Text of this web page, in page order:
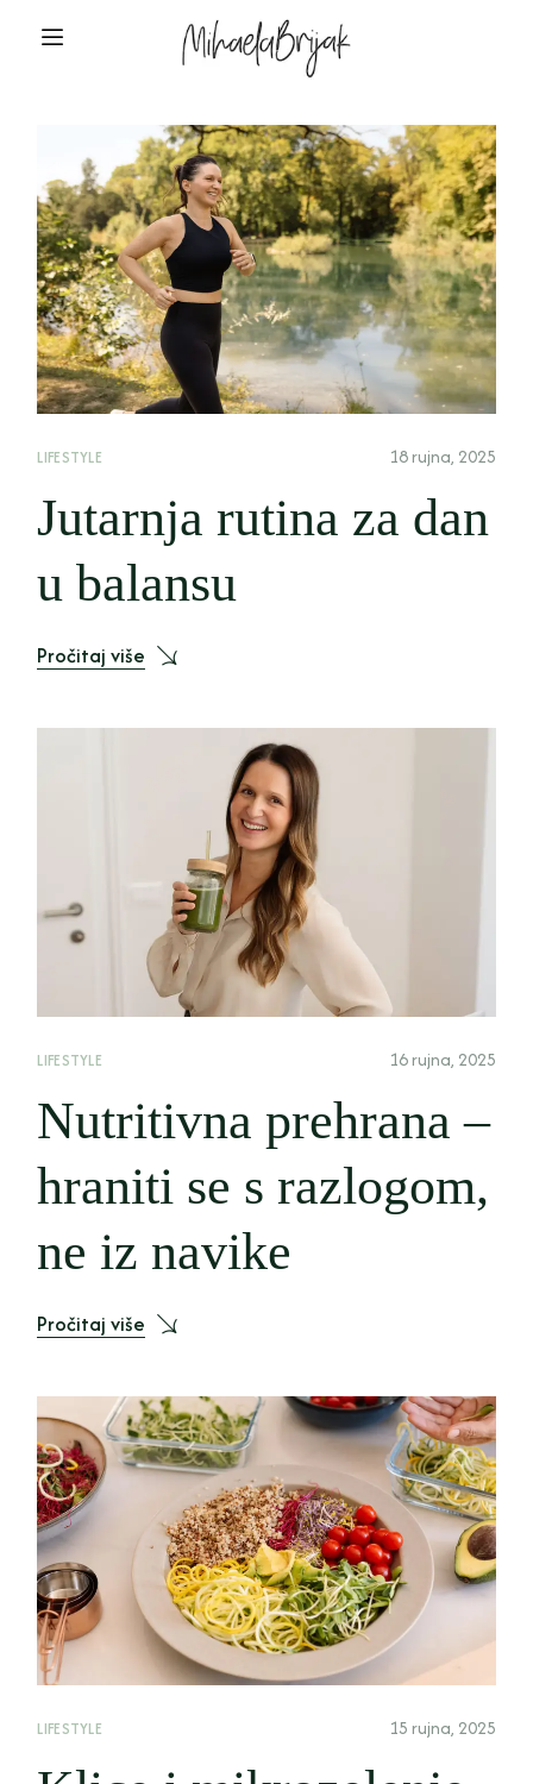
LIFESTYLE 18 rujna, 2025
Jutarnja rutina za dan
u balansu
Pročitaj više
LIFESTYLE 16 rujna, 2025
Nutritivna prehrana –
hraniti se s razlogom,
ne iz navike
Pročitaj više
LIFESTYLE 15 rujna, 2025